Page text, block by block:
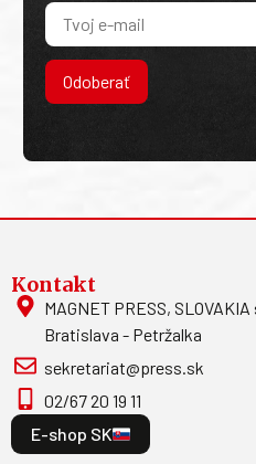
Odoberať
Kontakt
MAGNET PRESS,
Bratislava - Petržalka
sekretariat@press.sk
02/67 20 19 11
E-shop SK